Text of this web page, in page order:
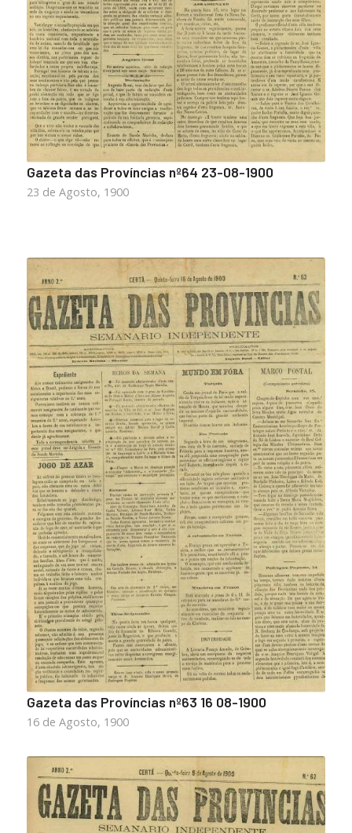
Gazeta das Províncias nº64 23-08-1900
23 de Agosto, 1900
Gazeta das Províncias nº63 16 08-1900
16 de Agosto, 1900